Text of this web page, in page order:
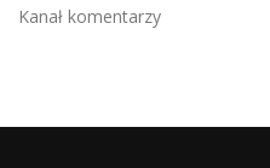
Kanał komentarzy